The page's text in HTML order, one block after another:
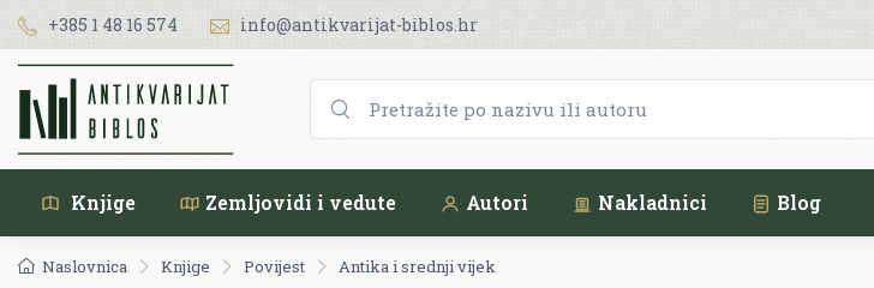
+385 1 48 16 574 info@antikvarijat-biblos.hr
Knjige Zemljovidi i vedute Autori Nakladnici Blog
Naslovnica Knjige Povijest Antika i srednji vijek